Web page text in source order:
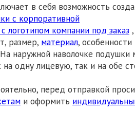
в себя возможность
с корпоративной
логотипом компании под заказ
размер, материал, особенности
наружной наволочке подушки
одну лицевую, так и на обе
перед отправкой
и оформить